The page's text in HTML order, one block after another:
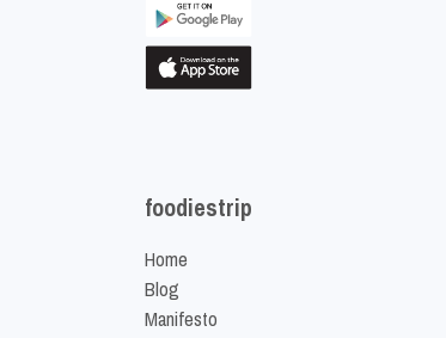
foodiestrip
Home
Blog
Manifesto